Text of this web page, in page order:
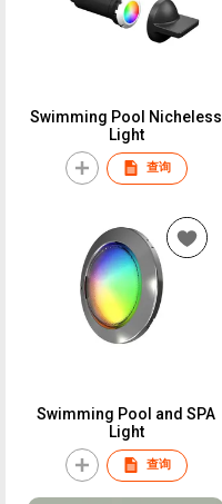
Swimming Pool Nicheless
Light
查询
Swimming Pool and SPA
Light
查询